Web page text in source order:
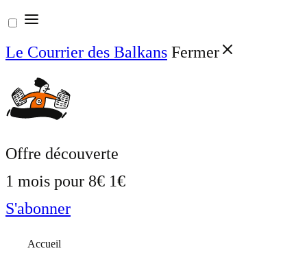
Aller
au
contenu
Le Courrier des Balkans Fermer
Offre découverte
1 mois pour 8€ 1€
S'abonner
Accueil